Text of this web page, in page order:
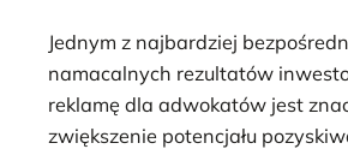
Jednym z najbardziej
namacalnych rezultatów
reklamę dla adwokatów jest
zwiększenie potencjału